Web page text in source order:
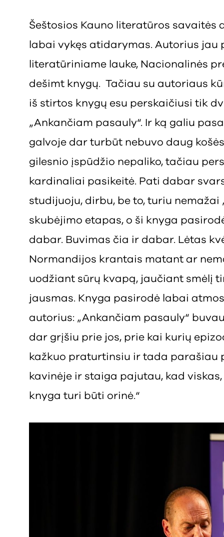
Šeštosios Kauno literatūros savaitės
labai vykęs atidarymas. Autorius
literatūriniame lauke, Nacionalinės
dešimt knygų. Tačiau su autoriaus
iš stirtos knygų esu perskaičiusi tik
„Ankančiam pasauly“. Ir ką galiu
galvoje dar turbūt nebuvo daug
gilesnio įspūdžio nepaliko, tačiau
kardinaliai pasikeitė. Pati dabar
studijuoju, dirbu, be to, turiu nemažai
skubėjimo etapas, o ši knyga
dabar. Buvimas čia ir dabar. Lėtas
Normandijos krantais matant ar
uodžiant sūrų kvapą, jaučiant smėlį
jausmas. Knyga pasirodė labai
autorius: „Ankančiam pasauly“
dar grįšiu prie jos, prie kai kurių
kažkuo praturtinsiu ir tada parašiau
kavinėje ir staiga pajutau, kad
knyga turi būti orinė.“